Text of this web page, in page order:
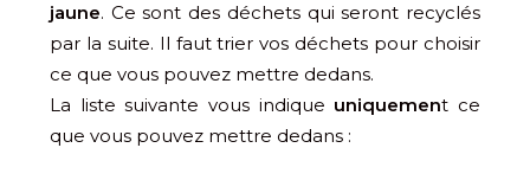
jaune. Ce sont des déchets qui seront recyclés
par la suite. Il faut trier vos déchets pour choisir
ce que vous pouvez mettre dedans.
La liste suivante vous indique uniquement ce
que vous pouvez mettre dedans :